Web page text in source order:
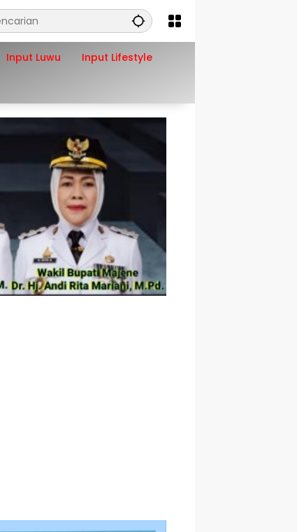
Input Luwu Input Lifestyle